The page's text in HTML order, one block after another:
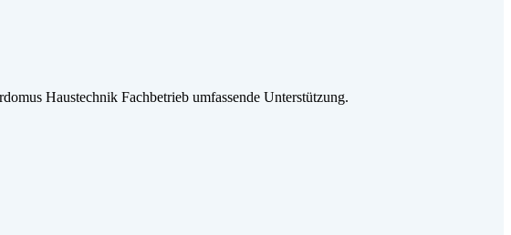
Haustechnik Fachbetrieb umfassende Unterstützung.